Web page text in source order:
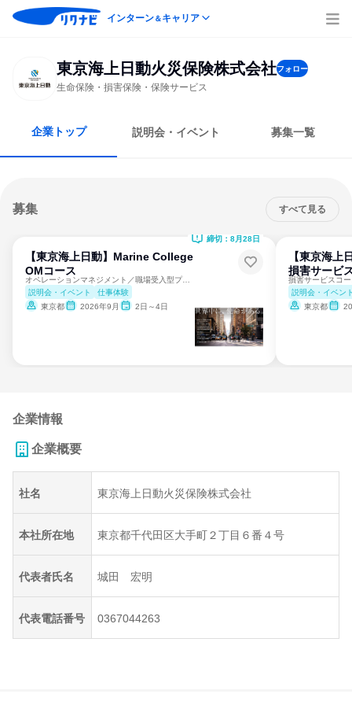
インターン＆キャリア
東京海上日動火災保険株式会社フォロー
生命保険・損害保険・保険サービス
企業トップ 説明会・イベント 募集一覧
募集 すべて見る
【東京海上日動】Marine College
OMコース
オペレーションマネジメント／職場受入型プログラム／東京開催
説明会・イベント
仕事体験
東京都
2026年9月 2日～4日
締切：8月28日
【東京海
損害サービ
説明会・イベン
東京都
企業情報
企業概要
社名 東京海上日動火災保険株式会社
本社所在地 東京都千代田区大手町２丁目６番４号
代表者氏名 城田 宏明
代表電話番号 0367044263